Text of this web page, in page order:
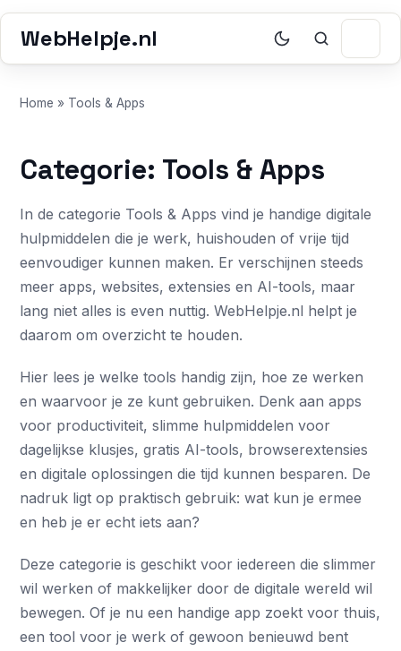
WebHelpje.nl
Home » Tools & Apps
Categorie: Tools & Apps
In de categorie Tools & Apps vind je handige digitale
hulpmiddelen die je werk, huishouden of vrije tijd
eenvoudiger kunnen maken. Er verschijnen steeds
meer apps, websites, extensies en AI-tools, maar
lang niet alles is even nuttig. WebHelpje.nl helpt je
daarom om overzicht te houden.
Hier lees je welke tools handig zijn, hoe ze werken
en waarvoor je ze kunt gebruiken. Denk aan apps
voor productiviteit, slimme hulpmiddelen voor
dagelijkse klusjes, gratis AI-tools, browserextensies
en digitale oplossingen die tijd kunnen besparen. De
nadruk ligt op praktisch gebruik: wat kun je ermee
en heb je er echt iets aan?
Deze categorie is geschikt voor iedereen die slimmer
wil werken of makkelijker door de digitale wereld wil
bewegen. Of je nu een handige app zoekt voor thuis,
een tool voor je werk of gewoon benieuwd bent